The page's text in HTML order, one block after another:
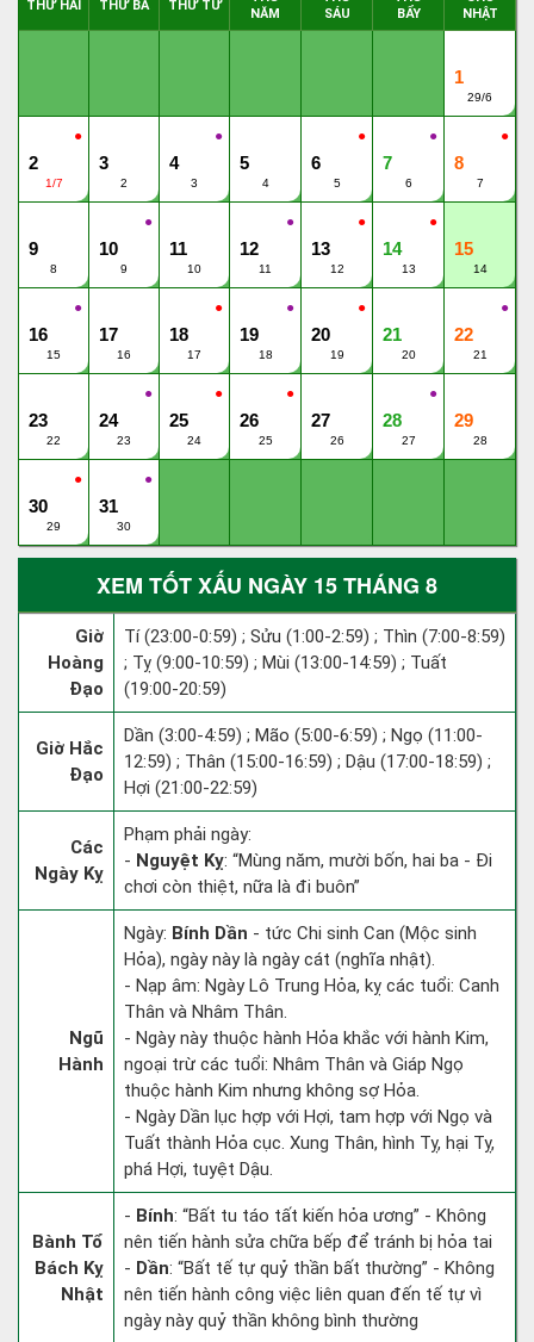
THỨ HAI THỨ BA THỨ TƯ
NĂM
SÁU
BẨY
NHẬT
1
29/6
●
2
1/7
3
2
●
4
3
5
4
●
6
5
●
7
6
●
8
7
9
8
●
10
9
11
10
●
12
11
●
13
12
●
14
13
15
14
●
16
15
17
16
●
18
17
●
19
18
●
20
19
21
20
●
22
21
23
22
●
24
23
●
25
24
●
26
25
27
26
●
28
27
29
28
●
30
29
●
31
30
XEM TỐT XẤU NGÀY 15 THÁNG 8
Giờ
Hoàng
Đạo
Tí (23:00-0:59) ; Sửu (1:00-2:59) ; Thìn (7:00-8:59)
; Tỵ (9:00-10:59) ; Mùi (13:00-14:59) ; Tuất
(19:00-20:59)
Giờ Hắc
Đạo
Dần (3:00-4:59) ; Mão (5:00-6:59) ; Ngọ (11:00-
12:59) ; Thân (15:00-16:59) ; Dậu (17:00-18:59) ;
Hợi (21:00-22:59)
Các
Ngày Kỵ
Phạm phải ngày:
- Nguyệt Kỵ: “Mùng năm, mười bốn, hai ba - Đi
chơi còn thiệt, nữa là đi buôn”
Ngũ
Hành
Ngày: Bính Dần - tức Chi sinh Can (Mộc sinh
Hỏa), ngày này là ngày cát (nghĩa nhật).
- Nạp âm: Ngày Lô Trung Hỏa, kỵ các tuổi: Canh
Thân và Nhâm Thân.
- Ngày này thuộc hành Hỏa khắc với hành Kim,
ngoại trừ các tuổi: Nhâm Thân và Giáp Ngọ
thuộc hành Kim nhưng không sợ Hỏa.
- Ngày Dần lục hợp với Hợi, tam hợp với Ngọ và
Tuất thành Hỏa cục. Xung Thân, hình Tỵ, hại Tỵ,
phá Hợi, tuyệt Dậu.
Bành Tổ
Bách Kỵ
Nhật
- Bính: “Bất tu táo tất kiến hỏa ương” - Không
nên tiến hành sửa chữa bếp để tránh bị hỏa tai
- Dần: “Bất tế tự quỷ thần bất thường” - Không
nên tiến hành công việc liên quan đến tế tự vì
ngày này quỷ thần không bình thường